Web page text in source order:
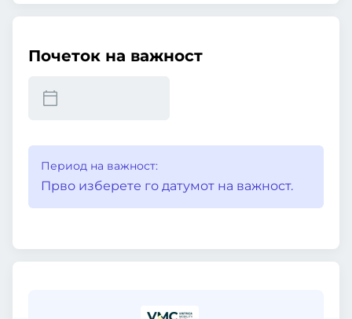
Почеток на важност
Период на важност:
Прво изберете го датумот на важност.